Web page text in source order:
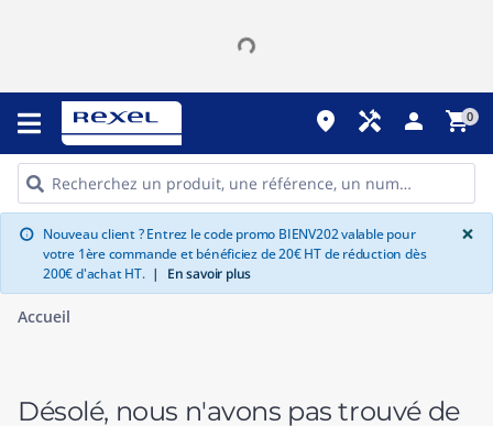
place handyman person shopping_cart0
info Nouveau client ? Entrez le code promo BIENV202 valable pour
votre 1ère commande et bénéficiez de 20€ HT de réduction dès
200€ d'achat HT. | En savoir plus
×
Accueil
Désolé, nous n'avons pas trouvé de